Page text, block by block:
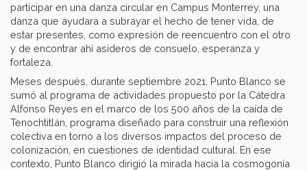
participar en una danza circular en Campus Monterrey, una
danza que ayudara a subrayar el hecho de tener vida, de
estar presentes, como expresión de reencuentro con el otro
y de encontrar ahí asideros de consuelo, esperanza y
fortaleza.
Meses después, durante septiembre 2021, Punto Blanco se
sumó al programa de actividades propuesto por la Cátedra
Alfonso Reyes en el marco de los 500 años de la caída de
Tenochtitlán, programa diseñado para construir una reflexión
colectiva en torno a los diversos impactos del proceso de
colonización, en cuestiones de identidad cultural. En ese
contexto, Punto Blanco dirigió la mirada hacia la cosmogonía